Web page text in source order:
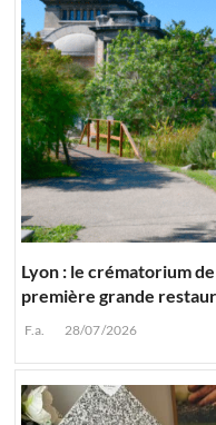
Lyon : le crématorium
première grande
F.a. 28/07/2026